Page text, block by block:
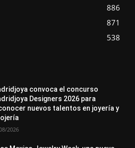
886
871
538
Novedades Opiniones
Perspectiva
Secciones Sin categoría
Más
convoca el concurso
Designers 2026 para
nuevos talentos en joyería y
2026